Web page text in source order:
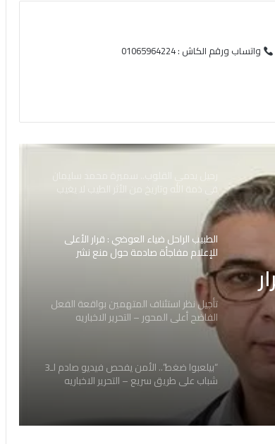
واتساب ورقم الكاش : 01065964224
في ذمة الله وتاريخ من الأثر الطيب لا يغيب
الطبيب الراحل ضياء العوضي : قرار الأعلى
للإعلام مفاجأة صادمة حول منع نشر
مقاطعه 2026
تأجيل نظر استئناف المتهمين بواقعة الفعل
الفاضح أعلى المحور – التحرير الاخباريه
“بيلعبوا ضغط”.. الأمن يفحص فيديو صادم لـ3
شباب على طريق سريع – التحرير الاخباريه